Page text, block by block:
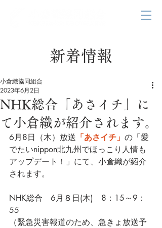
新着情報
NHK総合「あさイチ」に
て小倉織が紹介されます。
小倉織協同組合
2023年6月2日
6月8日（木）放送 「あさイチ」 の「愛
でたいnippon北九州でほっこり人情も
アップデート！」にて、小倉織が紹介
されます。
NHK総合　6月８日(木)　8：15～9：
55
（緊急災害報道のため、急きょ放送予